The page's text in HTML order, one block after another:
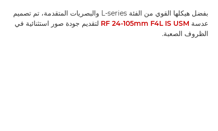
بفضل هيكلها القوي من الفئة L-series والبصريات المتقدمة، تم تصميم
عدسة RF 24-105mm F4L IS USM لتقديم جودة صور استثنائية في
الظروف الصعبة.